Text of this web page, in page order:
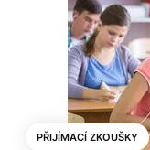
PŘIJÍMACÍ ZKOUŠKY